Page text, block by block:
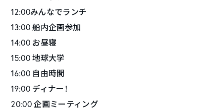
12:00みんなでランチ
13:00 船内企画参加
14:00 お昼寝
15:00 地球大学
16:00 自由時間
19:00 ディナー！
20:00 企画ミーティング